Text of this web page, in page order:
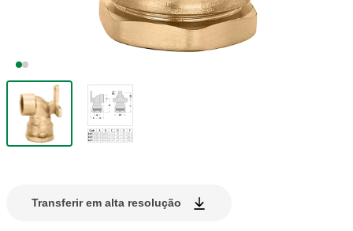
Transferir em alta resolução